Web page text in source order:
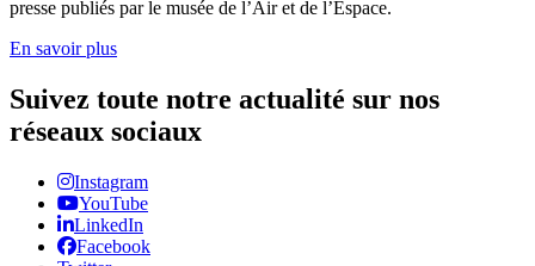
presse publiés par le musée de l’Air et de l’Espace.
En savoir plus
Suivez toute notre actualité sur nos
réseaux sociaux
Instagram
YouTube
LinkedIn
Facebook